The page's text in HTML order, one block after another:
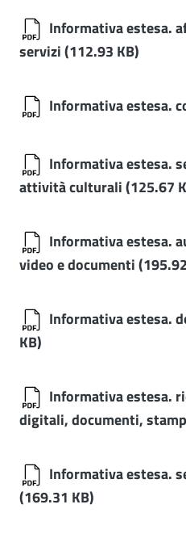
Informativa estesa.
servizi(112.93 KB)
Informativa estesa.
Informativa estesa.
attività culturali(125.67
Informativa estesa.
video e documenti
Informativa estesa.
KB)
Informativa estesa.
digitali, documenti,
Informativa estesa.
(169.31 KB)